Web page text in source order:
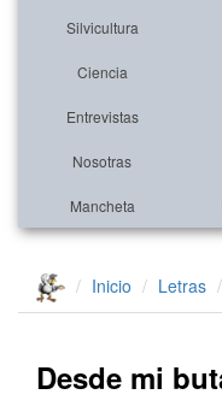
Silvicultura
Ciencia
Entrevistas
Nosotras
Mancheta
Inicio Letras
Desde mi